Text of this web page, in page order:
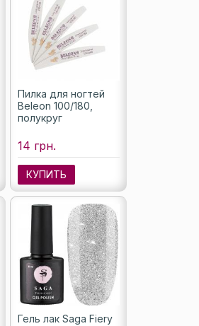
Пилка для ногтей
Beleon 100/180,
полукруг
14 грн.
КУПИТЬ
Гель лак Saga Fiery